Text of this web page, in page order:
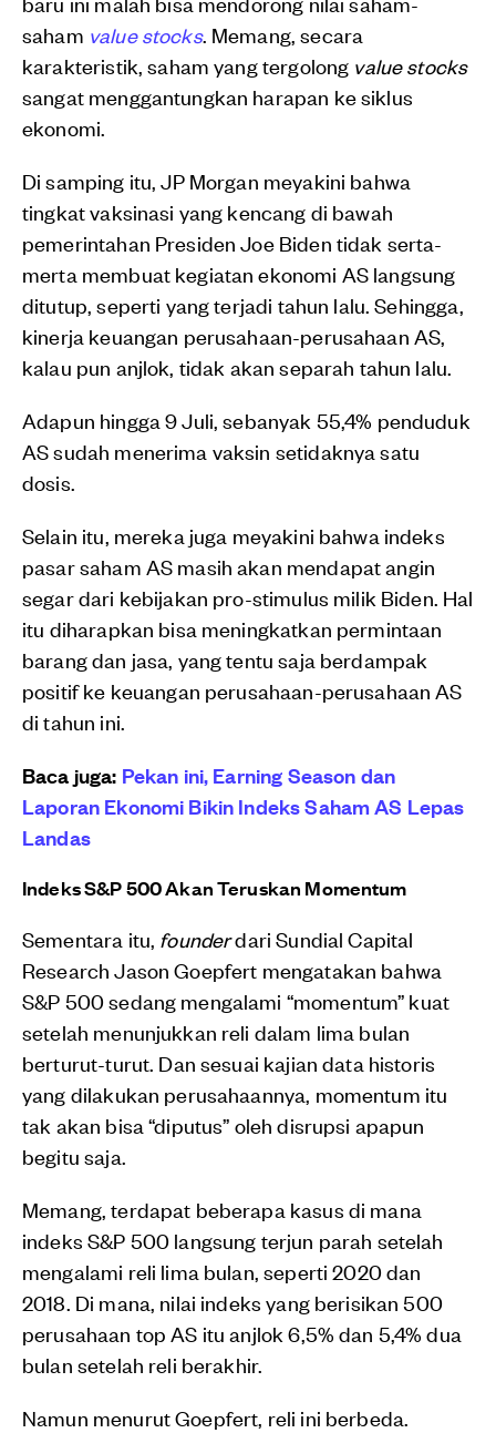
saham value stocks. Memang, secara
karakteristik, saham yang tergolong value stocks
sangat menggantungkan harapan ke siklus
ekonomi.
Di samping itu, JP Morgan meyakini bahwa
tingkat vaksinasi yang kencang di bawah
pemerintahan Presiden Joe Biden tidak serta-
merta membuat kegiatan ekonomi AS langsung
ditutup, seperti yang terjadi tahun lalu. Sehingga,
kinerja keuangan perusahaan-perusahaan AS,
kalau pun anjlok, tidak akan separah tahun lalu.
Adapun hingga 9 Juli, sebanyak 55,4% penduduk
AS sudah menerima vaksin setidaknya satu
dosis.
Selain itu, mereka juga meyakini bahwa indeks
pasar saham AS masih akan mendapat angin
segar dari kebijakan pro-stimulus milik Biden. Hal
itu diharapkan bisa meningkatkan permintaan
barang dan jasa, yang tentu saja berdampak
positif ke keuangan perusahaan-perusahaan AS
di tahun ini.
Baca juga: Pekan ini, Earning Season dan
Laporan Ekonomi Bikin Indeks Saham AS Lepas
Landas
Indeks S&P 500 Akan Teruskan Momentum
Sementara itu, founderdari Sundial Capital
Research Jason Goepfert mengatakan bahwa
S&P 500 sedang mengalami “momentum” kuat
setelah menunjukkan reli dalam lima bulan
berturut-turut. Dan sesuai kajian data historis
yang dilakukan perusahaannya, momentum itu
tak akan bisa “diputus” oleh disrupsi apapun
begitu saja.
Memang, terdapat beberapa kasus di mana
indeks S&P 500 langsung terjun parah setelah
mengalami reli lima bulan, seperti 2020 dan
2018. Di mana, nilai indeks yang berisikan 500
perusahaan top AS itu anjlok 6,5% dan 5,4% dua
bulan setelah reli berakhir.
Namun menurut Goepfert, reli ini berbeda.